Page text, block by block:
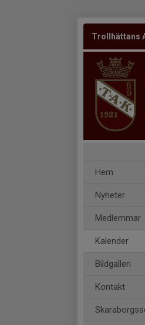
Trollhättans
Hem
Nyheter
Medlemmar
Kalender
Bildgalleri
Kontakt